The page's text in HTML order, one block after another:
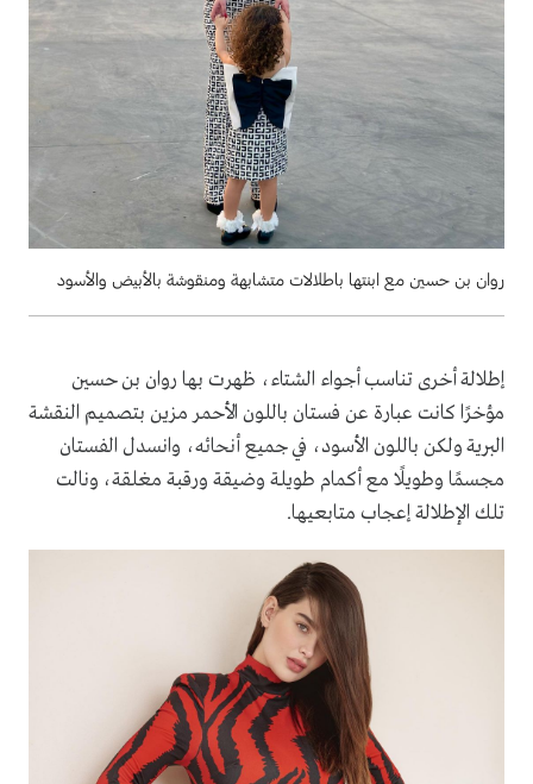
روان بن حسين مع ابنتها باطلالات متشابهة ومنقوشة بالأبيض والأسود
إطلالة أخرى تناسب أجواء الشتاء، ظهرت بها روان بن حسين
مؤخرًا كانت عبارة عن فستان باللون الأحمر مزين بتصميم النقشة
البرية ولكن باللون الأسود، في جميع أنحائه، وانسدل الفستان
مجسمًا وطويلًا مع أكمام طويلة وضيقة ورقبة مغلقة، ونالت
تلك الإطلالة إعجاب متابعيها.